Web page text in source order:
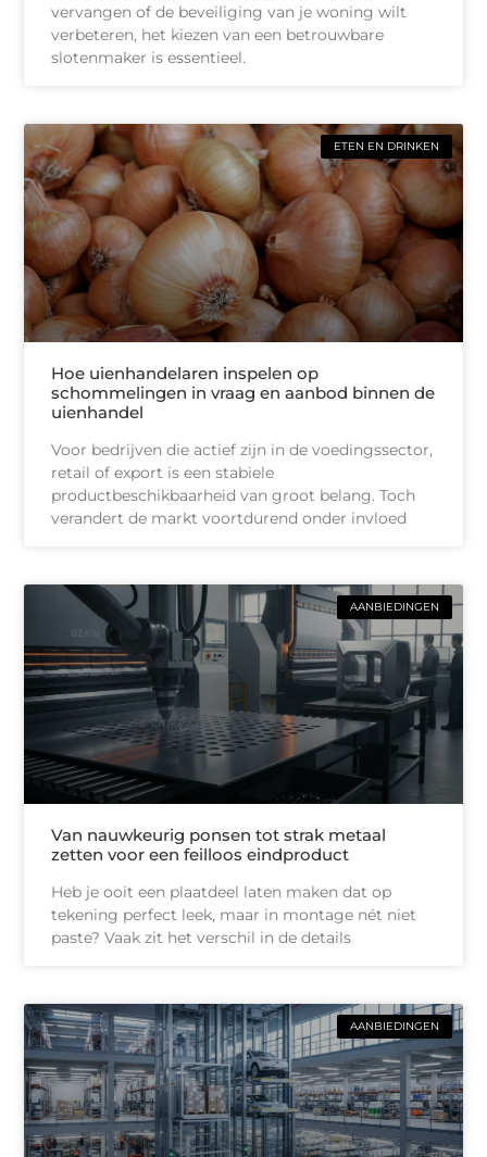
vervangen of de beveiliging van je woning wilt
verbeteren, het kiezen van een betrouwbare
slotenmaker is essentieel.
ETEN EN DRINKEN
Hoe uienhandelaren inspelen op
schommelingen in vraag en aanbod binnen de
uienhandel
Voor bedrijven die actief zijn in de voedingssector,
retail of export is een stabiele
productbeschikbaarheid van groot belang. Toch
verandert de markt voortdurend onder invloed
AANBIEDINGEN
Van nauwkeurig ponsen tot strak metaal
zetten voor een feilloos eindproduct
Heb je ooit een plaatdeel laten maken dat op
tekening perfect leek, maar in montage nét niet
paste? Vaak zit het verschil in de details
AANBIEDINGEN